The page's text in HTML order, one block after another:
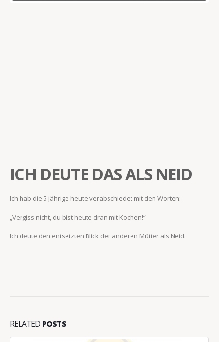
ICH DEUTE DAS ALS NEID
Ich hab die 5 jährige heute verabschiedet mit den Worten:
„Vergiss nicht, du bist heute dran mit Kochen!“
Ich deute den entsetzten Blick der anderen Mütter als Neid.
RELATED POSTS